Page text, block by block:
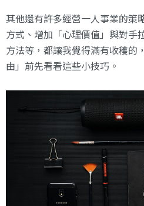
其他還有許多經營一人事業的策
方式、增加「心理價值」與對手
方法等，都讓我覺得滿有收穫的
由」前先看看這些小技巧。